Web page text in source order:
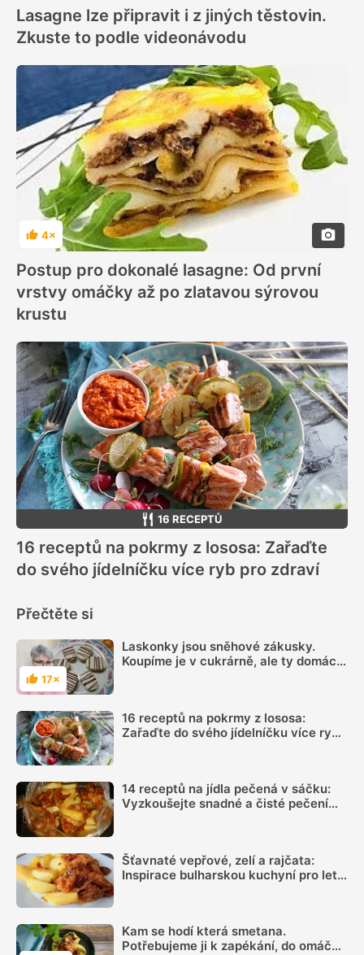
Lasagne lze připravit i z jiných těstovin.
Zkuste to podle videonávodu
Hodnocení
4×
Postup pro dokonalé lasagne: Od první
vrstvy omáčky až po zlatavou sýrovou
krustu
16 RECEPTŮ
16 receptů na pokrmy z lososa: Zařaďte
do svého jídelníčku více ryb pro zdraví
Přečtěte si
Hodnocení
17×
Laskonky jsou sněhové zákusky.
Koupíme je v cukrárně, ale ty domácí
16 receptů na pokrmy z lososa:
Zařaďte do svého jídelníčku více ryb
14 receptů na jídla pečená v sáčku:
Vyzkoušejte snadné a čisté pečení
Šťavnaté vepřové, zelí a rajčata:
Inspirace bulharskou kuchyní pro letní
Kam se hodí která smetana.
Potřebujeme ji k zapékání, do omáček